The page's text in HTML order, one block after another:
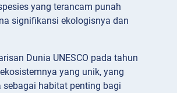
yang terancam punah
signifikansi ekologisnya dan
Dunia UNESCO pada tahun
yang unik, yang
sebagai habitat penting bagi